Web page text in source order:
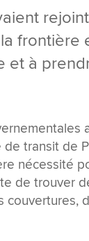
frontière
et à
de transit de
nécessité
de trouver
couvertures,